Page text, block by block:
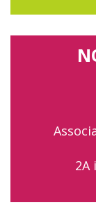
2A